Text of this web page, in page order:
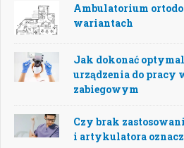
Ambulatorium
wariantach
Jak dokonać
urządzenia do pracy
zabiegowym
Czy brak
i artykulatora